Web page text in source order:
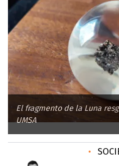
El fragmento de la Luna
UMSA
•